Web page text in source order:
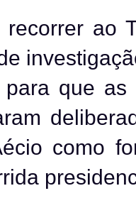
ao
para que
como